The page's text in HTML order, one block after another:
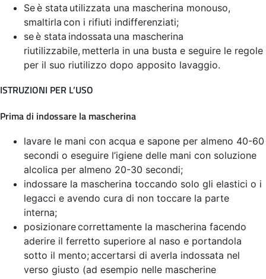
Se è stata utilizzata una mascherina monouso,
smaltirla con i rifiuti indifferenziati;
se è stata indossata una mascherina
riutilizzabile, metterla in una busta e seguire le regole
per il suo riutilizzo dopo apposito lavaggio.
ISTRUZIONI PER L’USO
Prima di indossare la mascherina
lavare le mani con acqua e sapone per almeno 40-60
secondi o eseguire l’igiene delle mani con soluzione
alcolica per almeno 20-30 secondi;
indossare la mascherina toccando solo gli elastici o i
legacci e avendo cura di non toccare la parte
interna;
posizionare correttamente la mascherina facendo
aderire il ferretto superiore al naso e portandola
sotto il mento; accertarsi di averla indossata nel
verso giusto (ad esempio nelle mascherine